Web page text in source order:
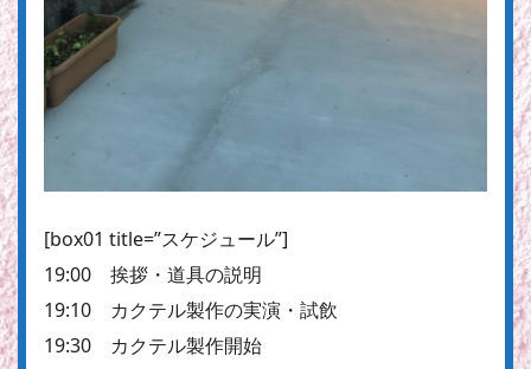
[box01 title=”スケジュール”]
19:00 挨拶・道具の説明
19:10 カクテル製作の実演・試飲
19:30 カクテル製作開始